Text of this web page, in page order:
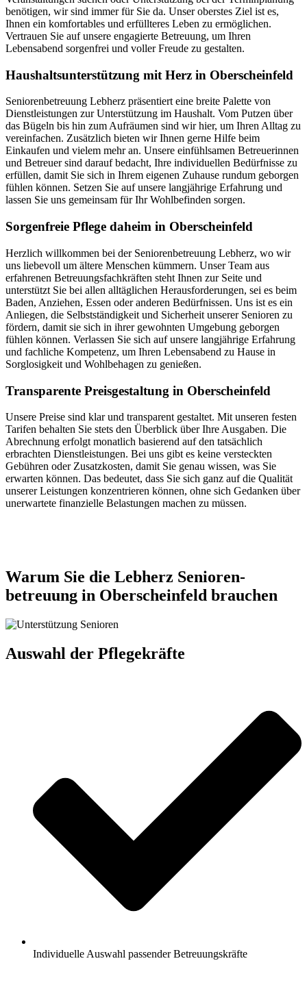
benötigen, wir sind immer für Sie da. Unser oberstes Ziel ist es,
Ihnen ein komfortables und erfüllteres Leben zu ermöglichen.
Vertrauen Sie auf unsere engagierte Betreuung, um Ihren
Lebensabend sorgenfrei und voller Freude zu gestalten.
Haushalts­unterstützung mit Herz in Oberscheinfeld
Seniorenbetreuung Lebherz präsentiert eine breite Palette von
Dienstleistungen zur Unterstützung im Haushalt. Vom Putzen über
das Bügeln bis hin zum Aufräumen sind wir hier, um Ihren Alltag zu
vereinfachen. Zusätzlich bieten wir Ihnen gerne Hilfe beim
Einkaufen und vielem mehr an. Unsere einfühlsamen Betreuerinnen
und Betreuer sind darauf bedacht, Ihre individuellen Bedürfnisse zu
erfüllen, damit Sie sich in Ihrem eigenen Zuhause rundum geborgen
fühlen können. Setzen Sie auf unsere langjährige Erfahrung und
lassen Sie uns gemeinsam für Ihr Wohlbefinden sorgen.
Sorgenfreie Pflege daheim in Oberscheinfeld
Herzlich willkommen bei der Seniorenbetreuung Lebherz, wo wir
uns liebevoll um ältere Menschen kümmern. Unser Team aus
erfahrenen Betreuungsfachkräften steht Ihnen zur Seite und
unterstützt Sie bei allen alltäglichen Herausforderungen, sei es beim
Baden, Anziehen, Essen oder anderen Bedürfnissen. Uns ist es ein
Anliegen, die Selbstständigkeit und Sicherheit unserer Senioren zu
fördern, damit sie sich in ihrer gewohnten Umgebung geborgen
fühlen können. Verlassen Sie sich auf unsere langjährige Erfahrung
und fachliche Kompetenz, um Ihren Lebensabend zu Hause in
Sorglosigkeit und Wohlbehagen zu genießen.
Transparente Preisgestaltung in Oberscheinfeld
Unsere Preise sind klar und transparent gestaltet. Mit unseren festen
Tarifen behalten Sie stets den Überblick über Ihre Ausgaben. Die
Abrechnung erfolgt monatlich basierend auf den tatsächlich
erbrachten Dienstleistungen. Bei uns gibt es keine versteckten
Gebühren oder Zusatzkosten, damit Sie genau wissen, was Sie
erwarten können. Das bedeutet, dass Sie sich ganz auf die Qualität
unserer Leistungen konzentrieren können, ohne sich Gedanken über
unerwartete finanzielle Belastungen machen zu müssen.
Warum Sie die Lebherz Senioren­
betreuung in Oberscheinfeld brauchen
Auswahl der Pflegekräfte
Individuelle Auswahl passender Betreuungskräfte